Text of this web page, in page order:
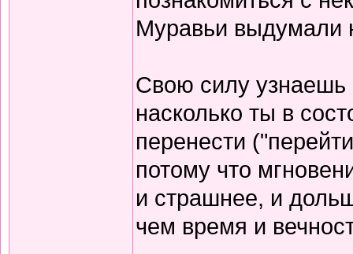
Муравьи выдумали
Свою силу узнаешь
насколько ты в
перенести
потому что
и страшнее, и
чем время и